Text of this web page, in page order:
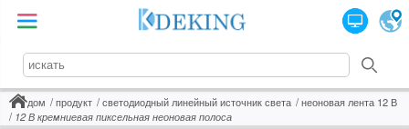
дом продукт светодиодный линейный источник света
неоновая лента 12 В
12 В кремниевая пиксельная неоновая полоса